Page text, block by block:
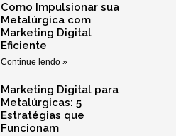
Como Impulsionar sua
Metalúrgica com
Marketing Digital
Eficiente
Continue lendo »
Marketing Digital para
Metalúrgicas: 5
Estratégias que
Funcionam